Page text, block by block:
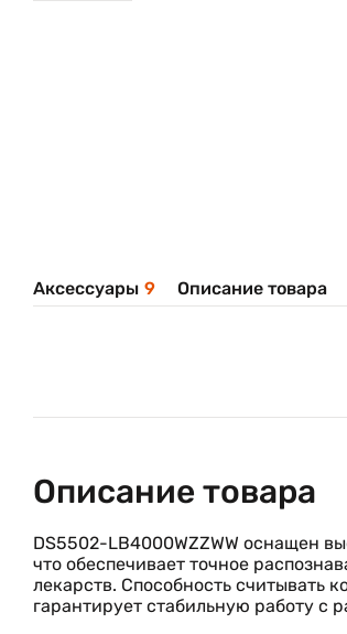
Аксессуары 9 Описание товара
Описание товара
DS5502-LB4000WZZWW оснащен
что обеспечивает точное
лекарств. Способность считывать
гарантирует стабильную работу